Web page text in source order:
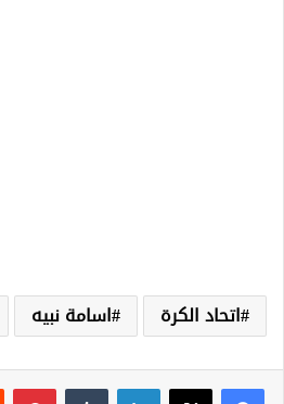
اتحاد الكرة اسامة نبيه
لينكدإن بينتيريست